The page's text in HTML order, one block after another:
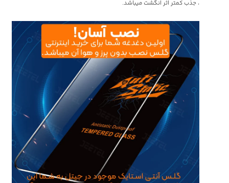
، جذب کمتر اثر انگشت میباشد.